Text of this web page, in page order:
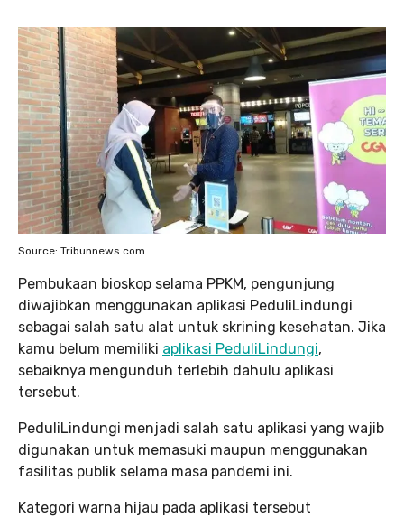
Source: Tribunnews.com
Pembukaan bioskop selama PPKM, pengunjung
diwajibkan menggunakan aplikasi PeduliLindungi
sebagai salah satu alat untuk skrining kesehatan. Jika
kamu belum memiliki aplikasi PeduliLindungi,
sebaiknya mengunduh terlebih dahulu aplikasi
tersebut.
PeduliLindungi menjadi salah satu aplikasi yang wajib
digunakan untuk memasuki maupun menggunakan
fasilitas publik selama masa pandemi ini.
Kategori warna hijau pada aplikasi tersebut